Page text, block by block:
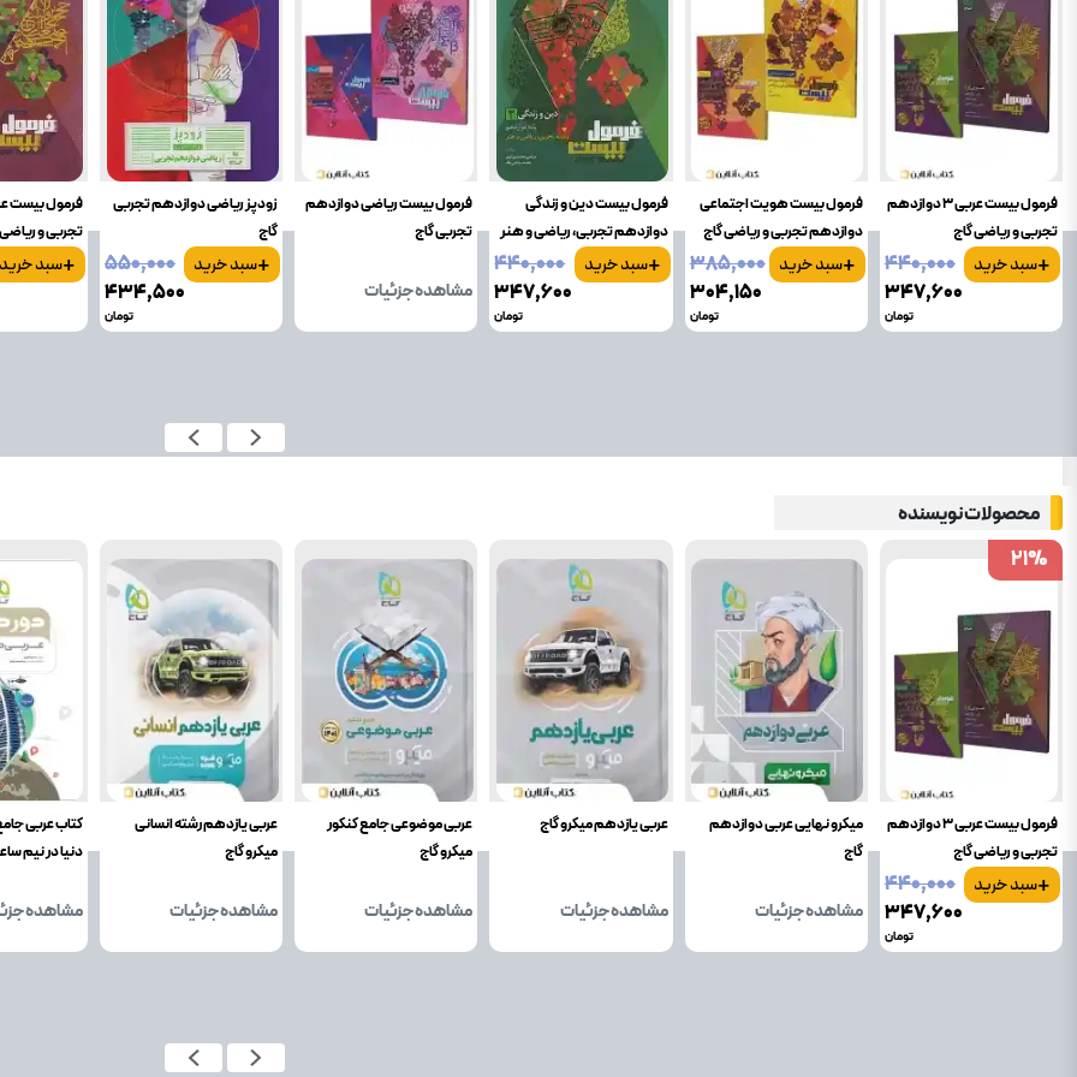
فرمول بیست عربی 3 دوازدهم
تجربی و ریاضی گاج
+سبد خرید
۴۴۰٬۰۰۰
۳۴۷٬۶۰۰
تومان
فرمول بیست هویت اجتماعی
دوازدهم تجربی و ریاضی گاج
+سبد خرید ۳۸۵٬۰۰۰
۳۰۴٬۱۵۰
تومان
فرمول بیست دین و زندگی
دوازدهم تجربی، ریاضی و هنر
گاج
+سبد خرید
۴۴۰٬۰۰۰
۳۴۷٬۶۰۰
تومان
فرمول بیست ریاضی دوازدهم
تجربی گاج
مشاهده جزئیات
زودپز ریاضی دوازدهم تجربی
گاج
+سبد خرید
۵۵۰٬۰۰۰
۴۳۴٬۵۰۰
تومان
تجربی و
+سبد خرید
محصولات نویسنده
فرمول بیست عربی 3 دوازدهم
تجربی و ریاضی گاج
+سبد خرید
۴۴۰٬۰۰۰
۳۴۷٬۶۰۰
تومان
21%
21%
میکرو نهایی عربی دوازدهم
گاج
مشاهده جزئیات
عربی یازدهم میکرو گاج
مشاهده جزئیات
عربی موضوعی جامع کنکور
میکرو گاج
مشاهده جزئیات
عربی یازدهم رشته انسانی
میکرو گاج
مشاهده جزئیات
کتاب عربی
دنیا در نیم
مشاهده